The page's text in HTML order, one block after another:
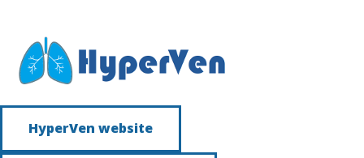
HyperVen website